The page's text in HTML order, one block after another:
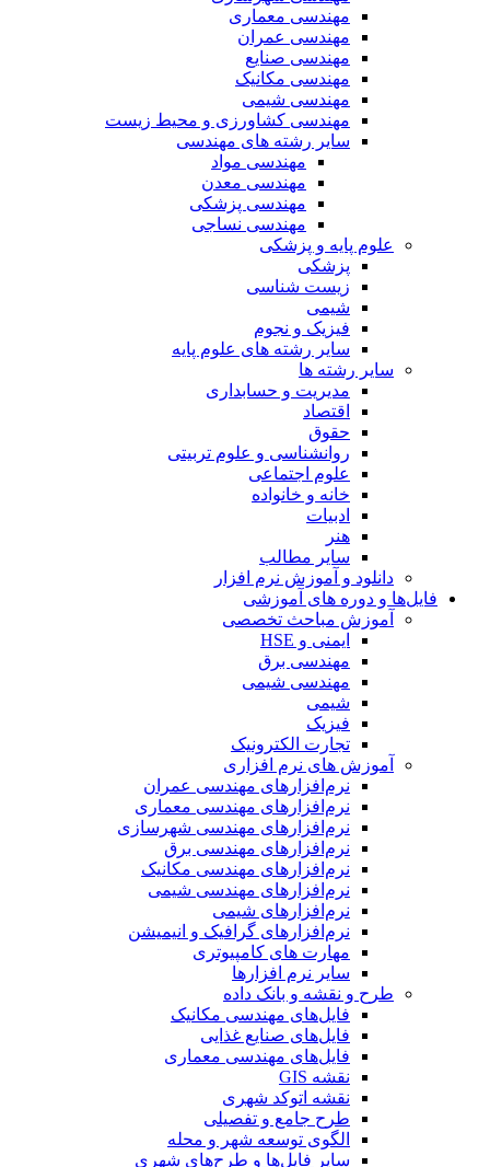
مهندسی معماری
مهندسی عمران
مهندسی صنایع
مهندسی مکانیک
مهندسی شیمی
مهندسی کشاورزی و محیط زیست
سایر رشته های مهندسی
مهندسی مواد
مهندسی معدن
مهندسی پزشکی
مهندسی نساجی
علوم پایه و پزشکی
پزشکی
زیست شناسی
شیمی
فیزیک و نجوم
سایر رشته های علوم پایه
سایر رشته ها
مدیریت و حسابداری
اقتصاد
حقوق
روانشناسی و علوم تربیتی
علوم اجتماعی
خانه و خانواده
ادبیات
هنر
سایر مطالب
دانلود و آموزش نرم افزار
فایل‌ها و دوره های آموزشی
آموزش مباحث تخصصی
ایمنی و HSE
مهندسی برق
مهندسی شیمی
شیمی
فیزیک
تجارت الکترونیک
آموزش های نرم افزاری
نرم‌افزارهای مهندسی عمران
نرم‌افزارهای مهندسی معماری
نرم‌افزارهای مهندسی شهرسازی
نرم‌افزارهای مهندسی برق
نرم‌افزارهای مهندسی مکانیک
نرم‌افزارهای مهندسی شیمی
نرم‌افزارهای شیمی
نرم‌افزارهای گرافیک و انیمیشن
مهارت های کامپیوتری
سایر نرم افزارها
طرح و نقشه و بانک داده
فایل‌های مهندسی مکانیک
فایل‌های صنایع غذایی
فایل‌های مهندسی معماری
نقشه GIS
نقشه اتوکد شهری
طرح جامع و تفصیلی
الگوی توسعه شهر و محله
سایر فایل‌ها و طرح‌های شهری